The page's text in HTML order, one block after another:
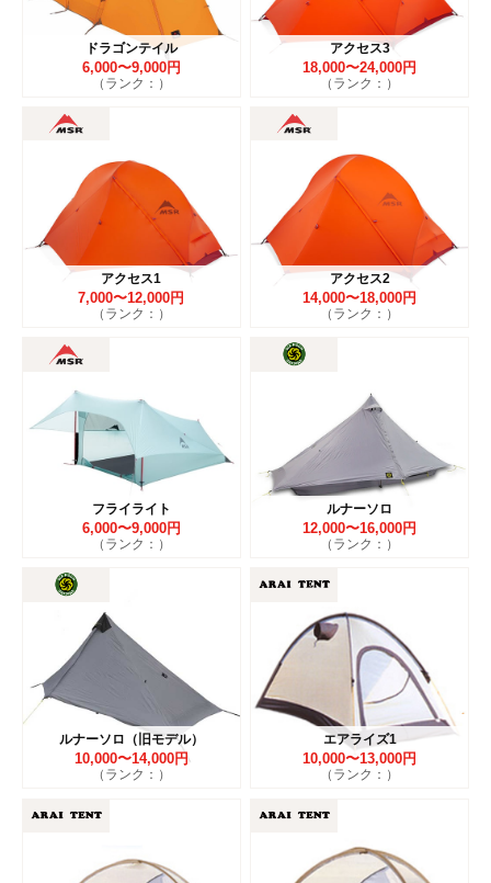
ドラゴンテイル
6,000〜9,000円
（ランク：）
アクセス3
18,000〜24,000円
（ランク：）
アクセス1
7,000〜12,000円
（ランク：）
アクセス2
14,000〜18,000円
（ランク：）
フライライト
6,000〜9,000円
（ランク：）
ルナーソロ
12,000〜16,000円
（ランク：）
ルナーソロ（旧モデル）
10,000〜14,000円
（ランク：）
エアライズ1
10,000〜13,000円
（ランク：）